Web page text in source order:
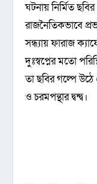
ঘটনায় নির্মিত
রাজনৈতিকভাবে
সন্ধ্যায় ফারাজ
দুঃস্বপ্নের মতো
তা ছবির গল্পে উঠে
ও চরমপন্থার দ্বন্দ্ব।